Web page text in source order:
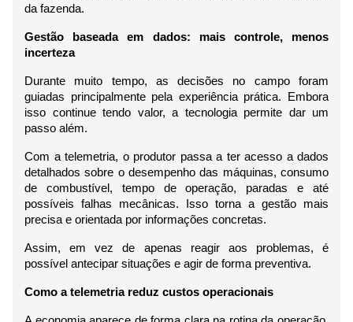
da fazenda.
Gestão baseada em dados: mais controle, menos
incerteza
Durante muito tempo, as decisões no campo foram
guiadas principalmente pela experiência prática. Embora
isso continue tendo valor, a tecnologia permite dar um
passo além.
Com a telemetria, o produtor passa a ter acesso a dados
detalhados sobre o desempenho das máquinas, consumo
de combustível, tempo de operação, paradas e até
possíveis falhas mecânicas. Isso torna a gestão mais
precisa e orientada por informações concretas.
Assim, em vez de apenas reagir aos problemas, é
possível antecipar situações e agir de forma preventiva.
Como a telemetria reduz custos operacionais